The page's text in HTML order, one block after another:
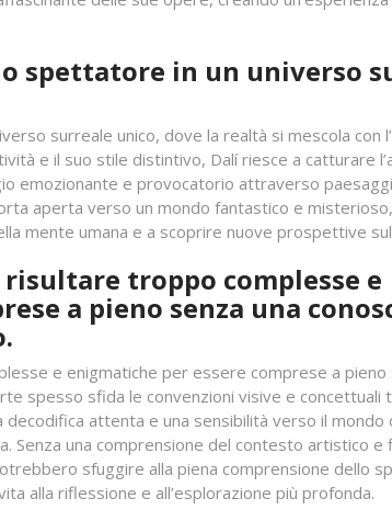
spettatore in un universo
surreale unico, dove la realtà si mescola con
e il suo stile distintivo, Dalí riesce a catturare
emozionante e provocatorio attraverso
aperta verso un mondo fantastico e
mente umana e a scoprire nuove prospettive
troppo complesse e
a pieno senza una
e enigmatiche per essere comprese a pieno
spesso sfida le convenzioni visive e concettuali
attenta e una sensibilità verso il mondo
Senza una comprensione del contesto artistico e
sfuggire alla piena comprensione dello
alla riflessione e all’esplorazione più profonda.